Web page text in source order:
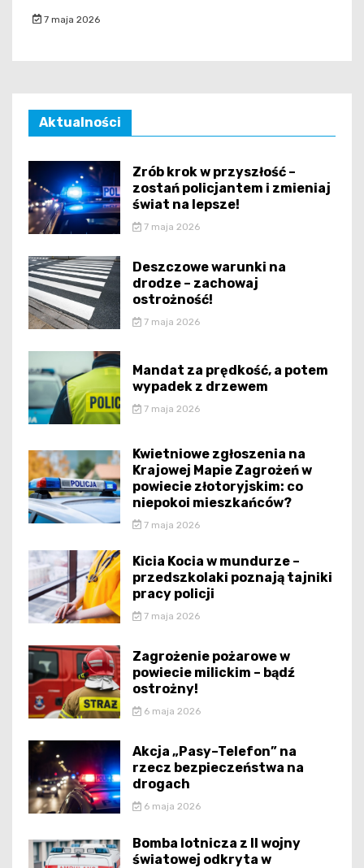
7 maja 2026
Aktualności
Zrób krok w przyszłość –
zostań policjantem i zmieniaj
świat na lepsze!
7 maja 2026
Deszczowe warunki na
drodze – zachowaj
ostrożność!
7 maja 2026
Mandat za prędkość, a potem
wypadek z drzewem
7 maja 2026
Kwietniowe zgłoszenia na
Krajowej Mapie Zagrożeń w
powiecie złotoryjskim: co
niepokoi mieszkańców?
7 maja 2026
Kicia Kocia w mundurze –
przedszkolaki poznają tajniki
pracy policji
7 maja 2026
Zagrożenie pożarowe w
powiecie milickim – bądź
ostrożny!
6 maja 2026
Akcja „Pasy–Telefon” na
rzecz bezpieczeństwa na
drogach
6 maja 2026
Bomba lotnicza z II wojny
światowej odkryta w